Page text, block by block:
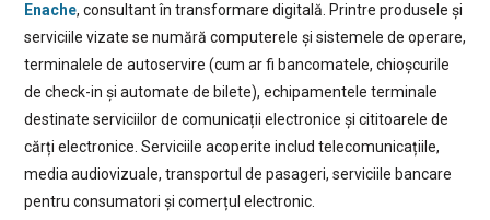
Enache, consultant în transformare digitală. Printre produsele și
serviciile vizate se numără computerele și sistemele de operare,
terminalele de autoservire (cum ar fi bancomatele, chioșcurile
de check-in și automate de bilete), echipamentele terminale
destinate serviciilor de comunicații electronice și cititoarele de
cărți electronice. Serviciile acoperite includ telecomunicațiile,
media audiovizuale, transportul de pasageri, serviciile bancare
pentru consumatori și comerțul electronic.